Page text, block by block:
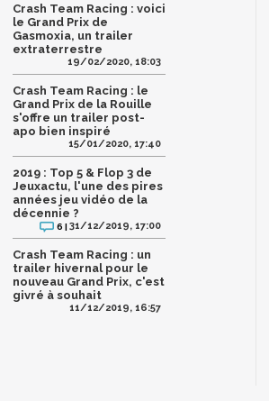
Crash Team Racing : voici
le Grand Prix de
Gasmoxia, un trailer
extraterrestre
19/02/2020, 18:03
Crash Team Racing : le
Grand Prix de la Rouille
s'offre un trailer post-
apo bien inspiré
15/01/2020, 17:40
2019 : Top 5 & Flop 3 de
Jeuxactu, l'une des pires
années jeu vidéo de la
décennie ?
6 |31/12/2019, 17:00
Crash Team Racing : un
trailer hivernal pour le
nouveau Grand Prix, c'est
givré à souhait
11/12/2019, 16:57